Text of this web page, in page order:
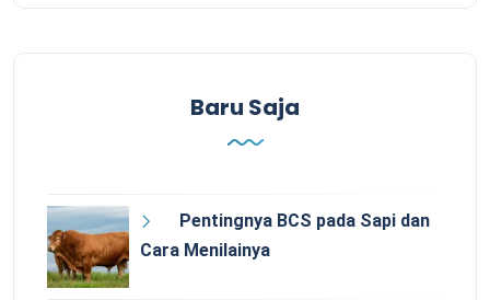
Baru Saja
Pentingnya BCS pada Sapi dan
Cara Menilainya